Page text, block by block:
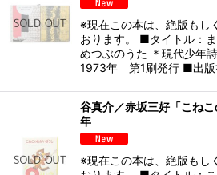
絞り込む
※現在この本は、絶版もし
おります。 ■タイトル：
めつぶのうた ＊現代少年
1973年 第1刷発行 ■出
谷真介／赤坂三好「こね
年
※現在この本は、絶版もし